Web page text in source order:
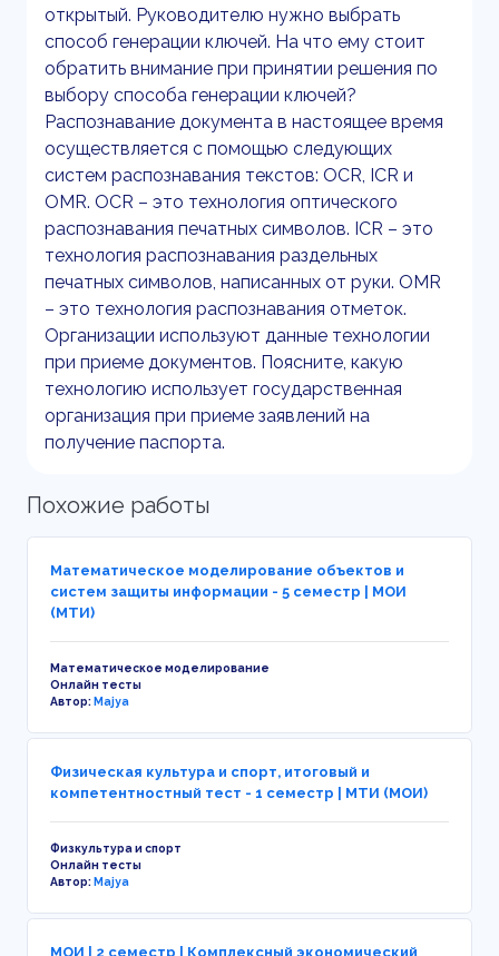
открытый. Руководителю нужно выбрать
способ генерации ключей. На что ему стоит
обратить внимание при принятии решения по
выбору способа генерации ключей?
Распознавание документа в настоящее время
осуществляется с помощью следующих
систем распознавания текстов: OCR, ICR и
OMR. OCR – это технология оптического
распознавания печатных символов. ICR – это
технология распознавания раздельных
печатных символов, написанных от руки. OMR
– это технология распознавания отметок.
Организации используют данные технологии
при приеме документов. Поясните, какую
технологию использует государственная
организация при приеме заявлений на
получение паспорта.
Похожие работы
Математическое моделирование объектов и
систем защиты информации - 5 семестр | МОИ
(МТИ)
Математическое моделирование
Онлайн тесты
Автор:Majya
Физическая культура и спорт, итоговый и
компетентностный тест - 1 семестр | МТИ (МОИ)
Физкультура и спорт
Онлайн тесты
Автор:Majya
МОИ | 2 семестр | Комплексный экономический